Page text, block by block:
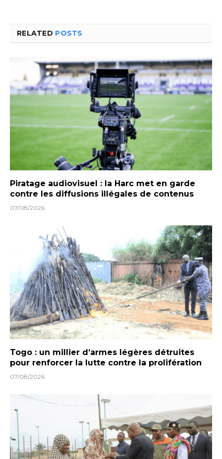
RELATED POSTS
Piratage audiovisuel : la Harc met en garde
contre les diffusions illégales de contenus
07/08/2026
Togo : un millier d’armes légères détruites
pour renforcer la lutte contre la prolifération
07/08/2026